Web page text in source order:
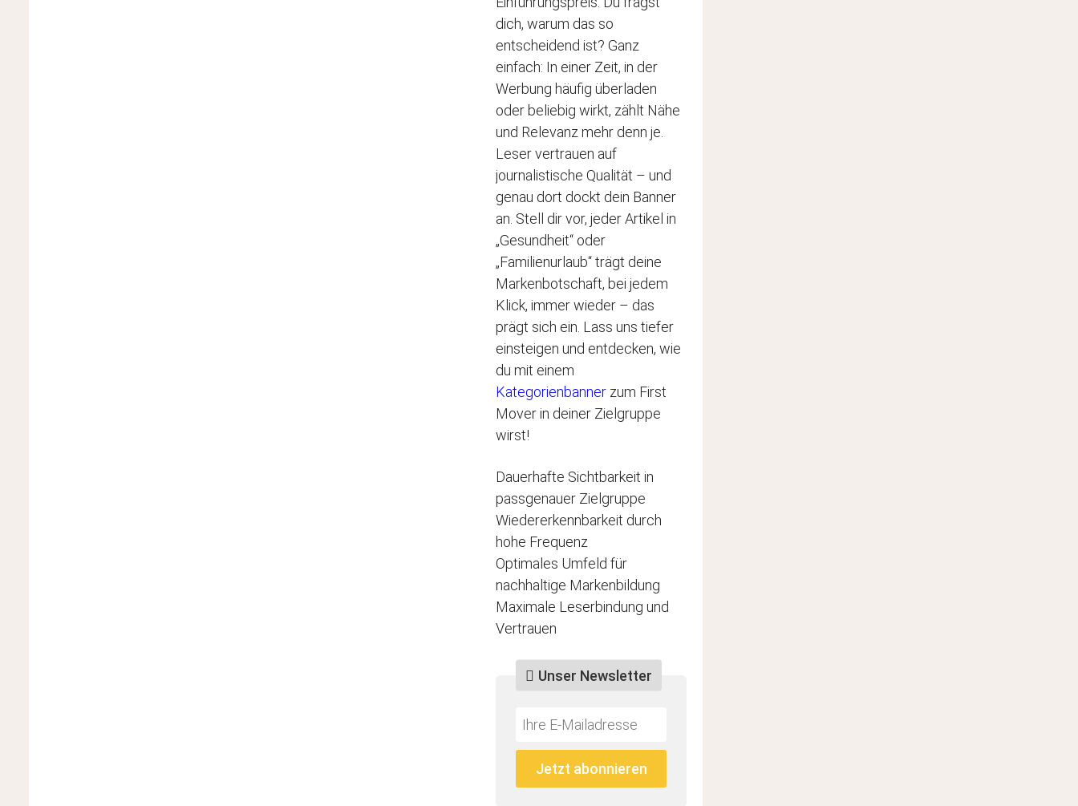
dich, warum das so
entscheidend ist? Ganz
einfach: In einer Zeit, in der
Werbung häufig überladen
oder beliebig wirkt, zählt Nähe
und Relevanz mehr denn je.
Leser vertrauen auf
journalistische Qualität – und
genau dort dockt dein Banner
an. Stell dir vor, jeder Artikel in
„Gesundheit“ oder
„Familienurlaub“ trägt deine
Markenbotschaft, bei jedem
Klick, immer wieder – das
prägt sich ein. Lass uns tiefer
einsteigen und entdecken, wie
du mit einem
Kategorienbanner zum First
Mover in deiner Zielgruppe
wirst!
Dauerhafte Sichtbarkeit in
passgenauer Zielgruppe
Wiedererkennbarkeit durch
hohe Frequenz
Optimales Umfeld für
nachhaltige Markenbildung
Maximale Leserbindung und
Vertrauen
Do
this
Unser Newsletter
*Ihre
Mailadresse:
Jetzt abonnieren